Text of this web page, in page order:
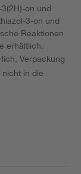
on und
3-on und
Reaktionen
erhältlich.
Verpackung
in die